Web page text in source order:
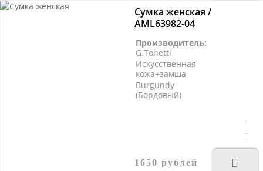
Сумка женская /
AML63982-04
Производитель:
G.Tohetti
Искусственная
кожа+замша
Burgundy
(Бордовый)
1650 рублей